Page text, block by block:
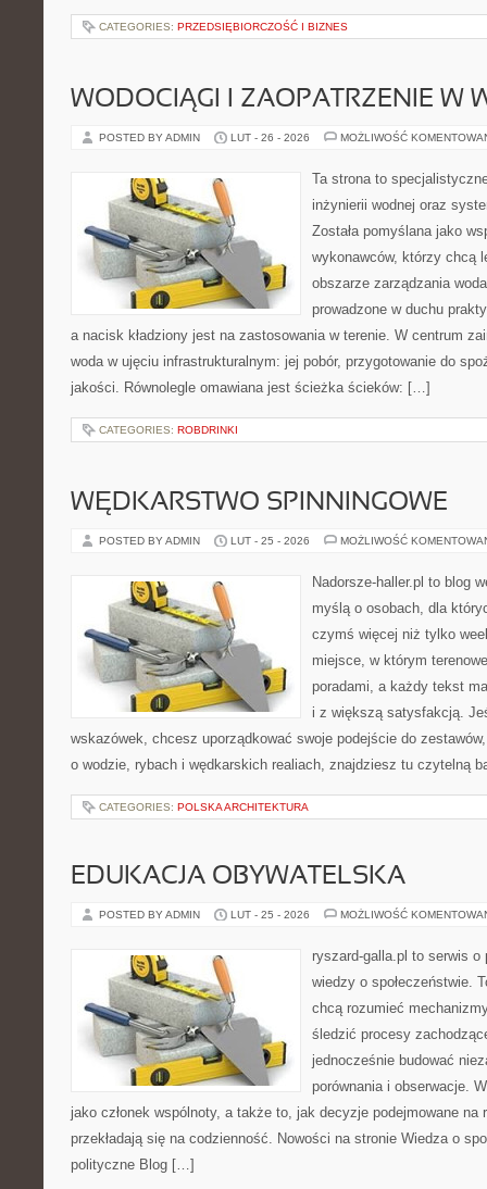
CATEGORIES: PRZEDSIĘBIORCZOŚĆ I BIZNES
WODOCIĄGI I ZAOPATRZENIE W
POSTED BY ADMIN LUT - 26 - 2026 MOŻLIWOŚĆ
Ta strona to
inżynierii wodnej oraz
Została pomyślana jako
wykonawców, którzy chcą
obszarze zarządzania
prowadzone w duchu
a nacisk kładziony jest na zastosowania w terenie. W centrum
woda w ujęciu infrastrukturalnym: jej pobór, przygotowanie do
jakości. Równolegle omawiana jest ścieżka ścieków: […]
CATEGORIES: ROBDRINKI
WĘDKARSTWO SPINNINGOWE
POSTED BY ADMIN LUT - 25 - 2026 MOŻLIWOŚĆ
Nadorsze-haller.pl to blog
myślą o osobach, dla
czymś więcej niż tylko
miejsce, w którym
poradami, a każdy tekst
i z większą satysfakcją.
wskazówek, chcesz uporządkować swoje podejście do
o wodzie, rybach i wędkarskich realiach, znajdziesz tu czytelną
CATEGORIES: POLSKA ARCHITEKTURA
EDUKACJA OBYWATELSKA
POSTED BY ADMIN LUT - 25 - 2026 MOŻLIWOŚĆ
ryszard-galla.pl to serwis
wiedzy o społeczeństwie.
chcą rozumieć
śledzić procesy
jednocześnie budować
porównania i obserwacje.
jako członek wspólnoty, a także to, jak decyzje podejmowane na
przekładają się na codzienność. Nowości na stronie Wiedza o
polityczne Blog […]